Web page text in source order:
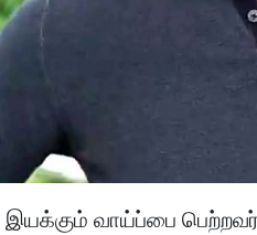
வாய்ப்பை பெற்றவர்